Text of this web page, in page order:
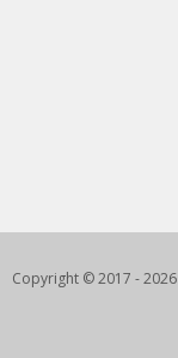
Copyright © 2017 - 2026